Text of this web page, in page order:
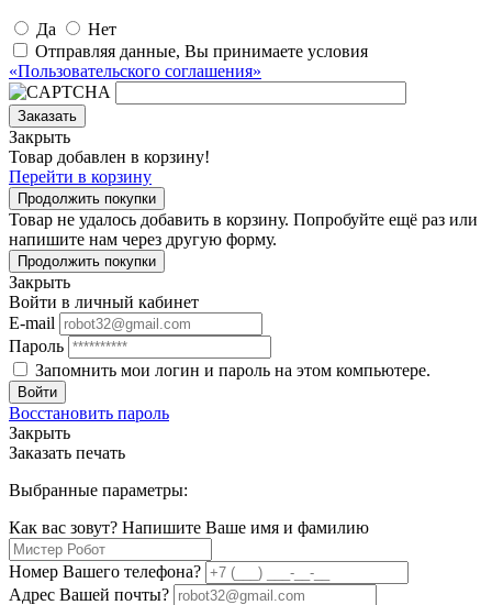
Да
Нет
Отправляя данные, Вы принимаете условия
«Пользовательского соглашения»
Заказать
Закрыть
Товар добавлен в корзину!
Перейти в корзину
Продолжить покупки
Товар не удалось добавить в корзину. Попробуйте ещё раз или
напишите нам через другую форму.
Продолжить покупки
Закрыть
Войти в личный кабинет
E-mail
Пароль
Запомнить мои логин и пароль на этом компьютере.
Войти
Восстановить пароль
Закрыть
Заказать печать
Выбранные параметры:
Как вас зовут? Напишите Ваше имя и фамилию
Номер Вашего телефона?
Адрес Вашей почты?